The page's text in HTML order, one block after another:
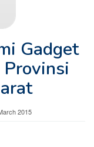
Gadget
2015